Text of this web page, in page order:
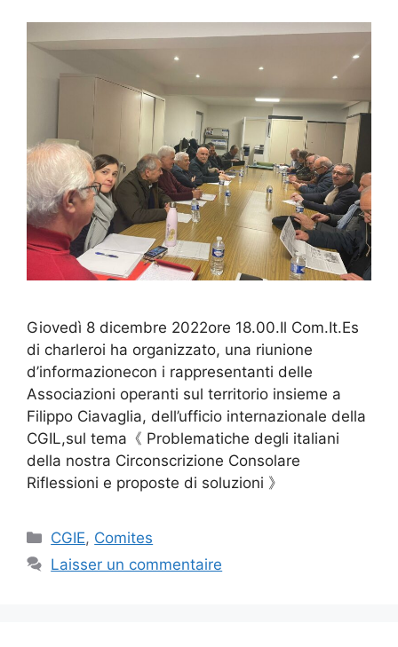
Giovedì 8 dicembre 2022ore 18.00.Il Com.It.Es
di charleroi ha organizzato, una riunione
d’informazionecon i rappresentanti delle
Associazioni operanti sul territorio insieme a
Filippo Ciavaglia, dell’ufficio internazionale della
CGIL,sul tema《 Problematiche degli italiani
della nostra Circonscrizione Consolare
Riflessioni e proposte di soluzioni 》
Catégories
CGIE, Comites
Laisser un commentaire